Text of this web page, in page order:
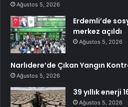
Ağustos 5, 2026
Erdemli’de
merkez açıldı
Ağustos 5, 2026
Narlıdere’de Çıkan Yangın
Ağustos 5, 2026
39 yıllık enerji
Ağustos 5, 2026